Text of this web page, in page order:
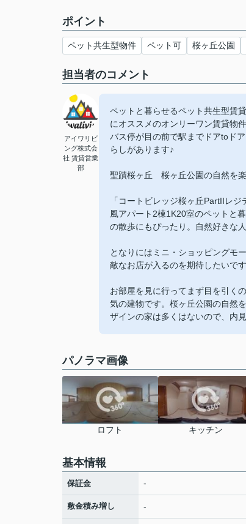
ポイント
ペット共生型物件 ペット可 桜ヶ丘公園
担当者のコメント
アイワリビ
ング株式会
社 賃貸営業
部
ペットと暮らせるペット共生型賃
にオススメのオンリーワン賃貸物
バス停が目の前で駅までドアtoド
らしがあります♪
聖蹟桜ヶ丘 桜ヶ丘公園の自然を
「コートビレッジ桜ヶ丘PartIIレ
風アパート2棟1K20室のペットと
の散歩にもぴったり。自然好きな
となりにはミニ・ショッピングモ
敵なお店が入るのを期待したいで
お部屋を見に行ってまず目を引く
気の建物です。桜ヶ丘公園の自然
ザインの家は多くはないので、内
パノラマ画像
ロフト キッチン
基本情報
保証金 -
敷金積み増し -